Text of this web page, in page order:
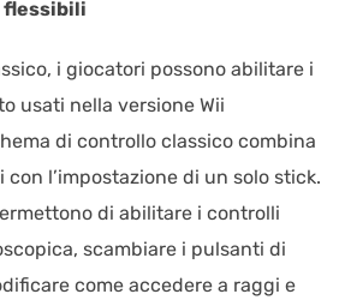
flessibili
i giocatori possono abilitare i
usati nella versione Wii
di controllo classico combina
l’impostazione di un solo stick.
di abilitare i controlli
scambiare i pulsanti di
come accedere a raggi e